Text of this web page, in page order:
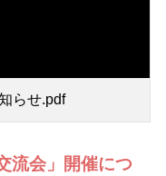
らせ.pdf
流会」開催につ